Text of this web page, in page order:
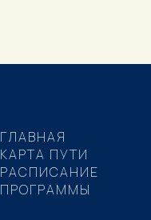
ГЛАВНАЯ
КАРТА ПУТИ
РАСПИСАНИЕ
ПРОГРАММЫ